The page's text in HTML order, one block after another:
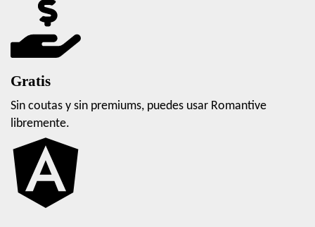
Gratis
Sin coutas y sin premiums, puedes usar Romantive
libremente.